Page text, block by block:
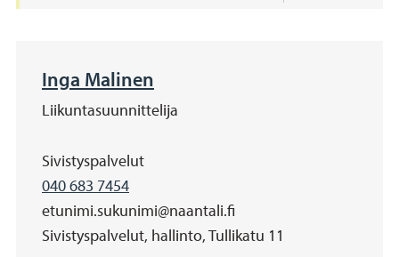
Inga Malinen
Liikuntasuunnittelija
Organisaatio
Sivistyspalvelut
Matkapuhelinnumero
040 683 7454
Sähköposti
etunimi.sukunimi@naantali.fi
Address
Sivistyspalvelut, hallinto, Tullikatu 11